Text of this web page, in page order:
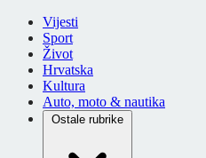
Vijesti
Sport
Život
Hrvatska
Kultura
Auto, moto & nautika
Ostale rubrike